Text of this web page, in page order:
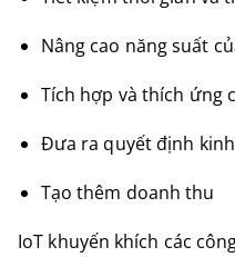
Nâng cao năng suất
Tích hợp và thích ứng
Đưa ra quyết định
Tạo thêm doanh thu
IoT khuyến khích các